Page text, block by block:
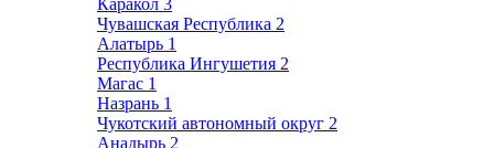
Каракол 3
Чувашская Республика 2
Алатырь 1
Республика Ингушетия 2
Магас 1
Назрань 1
Чукотский автономный округ 2
Анадырь 2